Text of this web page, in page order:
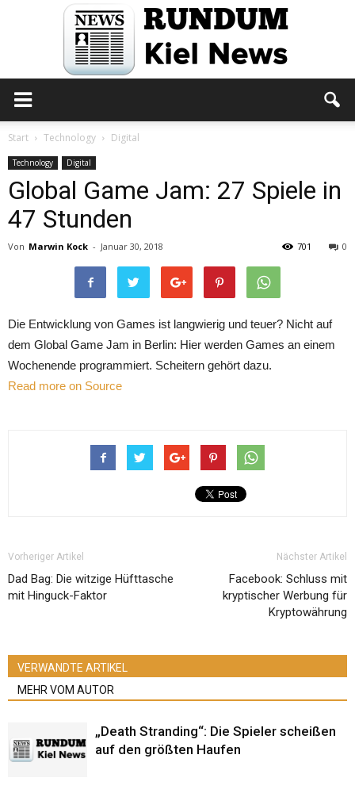
Kiel
Start Technology Digital
Technology Digital
Global Game Jam: 27 Spiele in
47 Stunden
Von Marwin Kock - Januar 30, 2018 0
701
Die Entwicklung von Games ist langwierig und teuer? Nicht auf
dem Global Game Jam in Berlin: Hier werden Games an einem
Wochenende programmiert. Scheitern gehört dazu.
Read more on Source
Vorheriger Artikel
Dad Bag: Die witzige Hüfttasche
mit Hinguck-Faktor
Nächster Artikel
Facebook: Schluss mit
kryptischer Werbung für
Kryptowährung
VERWANDTE ARTIKEL
MEHR VOM AUTOR
„Death Stranding“: Die Spieler scheißen
auf den größten Haufen